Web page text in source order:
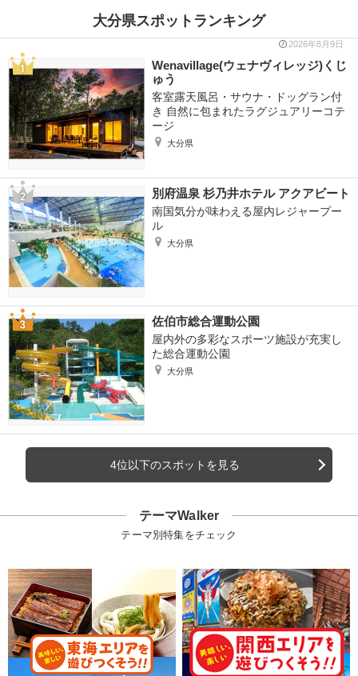
大分県スポットランキング
2026年8月9日
Wenavillage(ウェナヴィレッジ)くじ
ゅう
客室露天風呂・サウナ・ドッグラン付
き 自然に包まれたラグジュアリーコテ
ージ
大分県
別府温泉 杉乃井ホテル アクアビート
南国気分が味わえる屋内レジャープー
ル
大分県
佐伯市総合運動公園
屋内外の多彩なスポーツ施設が充実し
た総合運動公園
大分県
4位以下のスポットを見る
テーマWalker
テーマ別特集をチェック